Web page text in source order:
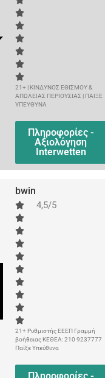
21+ | ΚΙΝΔΥΝΟΣ ΕΘΙΣΜΟΥ &
ΑΠΩΛΕΙΑΣ ΠΕΡΙΟΥΣΙΑΣ | ΠΑΙΞΕ
ΥΠΕΥΘΥΝΑ
Πληροφορίες -
Αξιολόγηση
Interwetten
bwin
4,5/5
21+ Ρυθμιστής ΕΕΕΠ Γραμμή
βοήθειας ΚΕΘΕΑ: 210 9237777
Παίξε Υπεύθυνα